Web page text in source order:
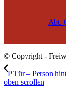
Abt.
© Copyright -
P Tür – Person
oben scrollen